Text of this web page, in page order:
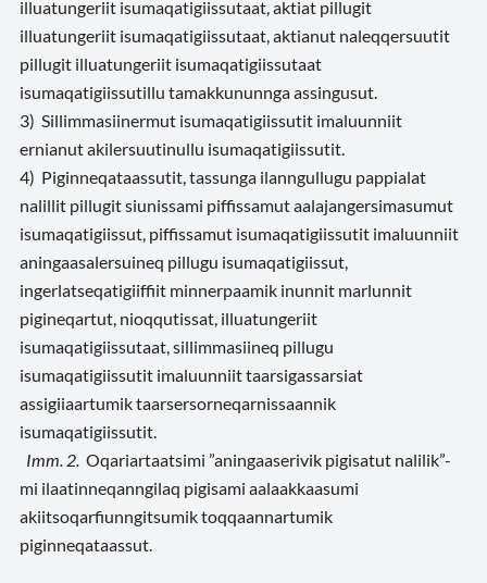
illuatungeriit isumaqatigiissutaat, aktiat pillugit
illuatungeriit isumaqatigiissutaat, aktianut naleqqersuutit
pillugit illuatungeriit isumaqatigiissutaat
isumaqatigiissutillu tamakkununnga assingusut.
3) Sillimmasiinermut isumaqatigiissutit imaluunniit
ernianut akilersuutinullu isumaqatigiissutit.
4) Piginneqataassutit, tassunga ilanngullugu pappialat
nalillit pillugit siunissami piffissamut aalajangersimasumut
isumaqatigiissut, piffissamut isumaqatigiissutit imaluunniit
aningaasalersuineq pillugu isumaqatigiissut,
ingerlatseqatigiiffiit minnerpaamik inunnit marlunnit
pigineqartut, nioqqutissat, illuatungeriit
isumaqatigiissutaat, sillimmasiineq pillugu
isumaqatigiissutit imaluunniit taarsigassarsiat
assigiiaartumik taarsersorneqarnissaannik
isumaqatigiissutit.
Imm. 2. Oqariartaatsimi ”aningaaserivik pigisatut nalilik”-
mi ilaatinneqanngilaq pigisami aalaakkaasumi
akiitsoqarfiunngitsumik toqqaannartumik
piginneqataassut.